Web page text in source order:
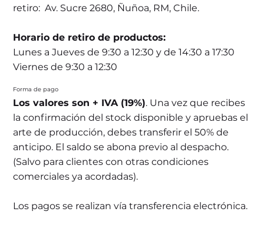
retiro: Av. Sucre 2680, Ñuñoa, RM, Chile.
Horario de retiro de productos:
Lunes a Jueves de 9:30 a 12:30 y de 14:30 a 17:30
Viernes de 9:30 a 12:30
Forma de pago
Los valores son + IVA (19%). Una vez que recibes
la confirmación del stock disponible y apruebas el
arte de producción, debes transferir el 50% de
anticipo. El saldo se abona previo al despacho.
(Salvo para clientes con otras condiciones
comerciales ya acordadas).
Los pagos se realizan vía transferencia electrónica.